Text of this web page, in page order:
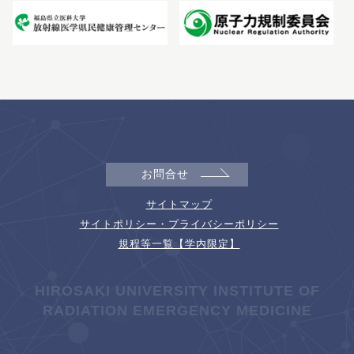
お問合せ
サイトマップ
サイトポリシー・プライバシーポリシー
規程等一覧【学内限定】
HIROSAKI UNIVERSITY INSTITUTE OF
RADIATION EMERGENCY MEDICINE